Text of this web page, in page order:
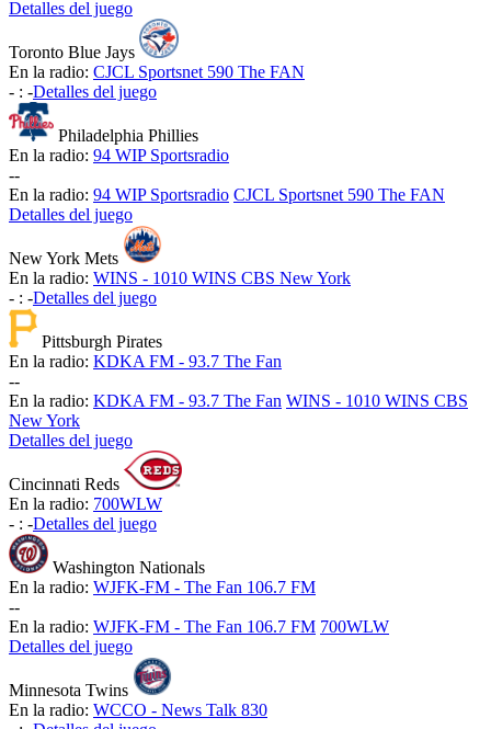
Detalles del juego
Toronto Blue Jays
En la radio: CJCL Sportsnet 590 The FAN
- : -Detalles del juego
Philadelphia Phillies
En la radio: 94 WIP Sportsradio
--
En la radio: 94 WIP Sportsradio CJCL Sportsnet 590 The FAN
Detalles del juego
New York Mets
En la radio: WINS - 1010 WINS CBS New York
- : -Detalles del juego
Pittsburgh Pirates
En la radio: KDKA FM - 93.7 The Fan
--
En la radio: KDKA FM - 93.7 The Fan WINS - 1010 WINS CBS
New York
Detalles del juego
Cincinnati Reds
En la radio: 700WLW
- : -Detalles del juego
Washington Nationals
En la radio: WJFK-FM - The Fan 106.7 FM
--
En la radio: WJFK-FM - The Fan 106.7 FM 700WLW
Detalles del juego
Minnesota Twins
En la radio: WCCO - News Talk 830